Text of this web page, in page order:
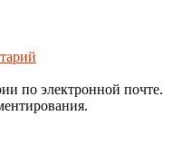
по электронной почте.